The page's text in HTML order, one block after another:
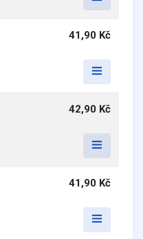
41,90 Kč
42,90 Kč
41,90 Kč